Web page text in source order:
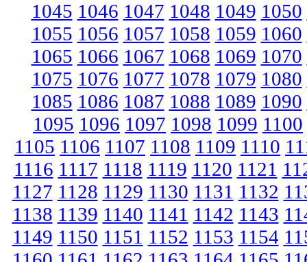
1045 1046 1047 1048 1049 1050
1055 1056 1057 1058 1059 1060
1065 1066 1067 1068 1069 1070
1075 1076 1077 1078 1079 1080
1085 1086 1087 1088 1089 1090
1095 1096 1097 1098 1099 1100
1105 1106 1107 1108 1109 1110
1116 1117 1118 1119 1120 1121
1127 1128 1129 1130 1131 1132
1138 1139 1140 1141 1142 1143
1149 1150 1151 1152 1153 1154